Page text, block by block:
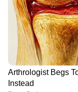
DOWNLOAD
ഏഷ്യാനെറ്റ്